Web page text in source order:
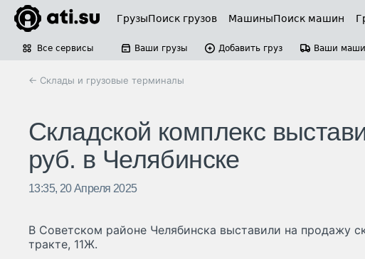
ГрузыПоиск грузов МашиныПоиск машин
Все сервисы Ваши грузы Добавить груз Ваши
← Склады и грузовые терминалы
Складской комплекс
руб. в Челябинске
13:35, 20 Апреля 2025
В Советском районе Челябинска выставили на продажу
тракте, 11Ж.